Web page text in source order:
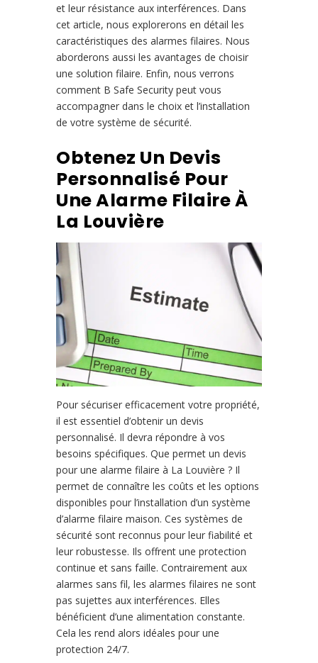
et leur résistance aux interférences. Dans
cet article, nous explorerons en détail les
caractéristiques des alarmes filaires. Nous
aborderons aussi les avantages de choisir
une solution filaire. Enfin, nous verrons
comment B Safe Security peut vous
accompagner dans le choix et l’installation
de votre système de sécurité.
Obtenez Un Devis
Personnalisé Pour
Une Alarme Filaire À
La Louvière
Pour sécuriser efficacement votre propriété,
il est essentiel d’obtenir un devis
personnalisé. Il devra répondre à vos
besoins spécifiques. Que permet un devis
pour une alarme filaire à La Louvière ? Il
permet de connaître les coûts et les options
disponibles pour l’installation d’un système
d’alarme filaire maison. Ces systèmes de
sécurité sont reconnus pour leur fiabilité et
leur robustesse. Ils offrent une protection
continue et sans faille. Contrairement aux
alarmes sans fil, les alarmes filaires ne sont
pas sujettes aux interférences. Elles
bénéficient d’une alimentation constante.
Cela les rend alors idéales pour une
protection 24/7.